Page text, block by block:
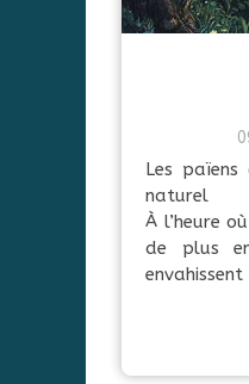
Les
naturel
À l’heure
de plus
envahissent